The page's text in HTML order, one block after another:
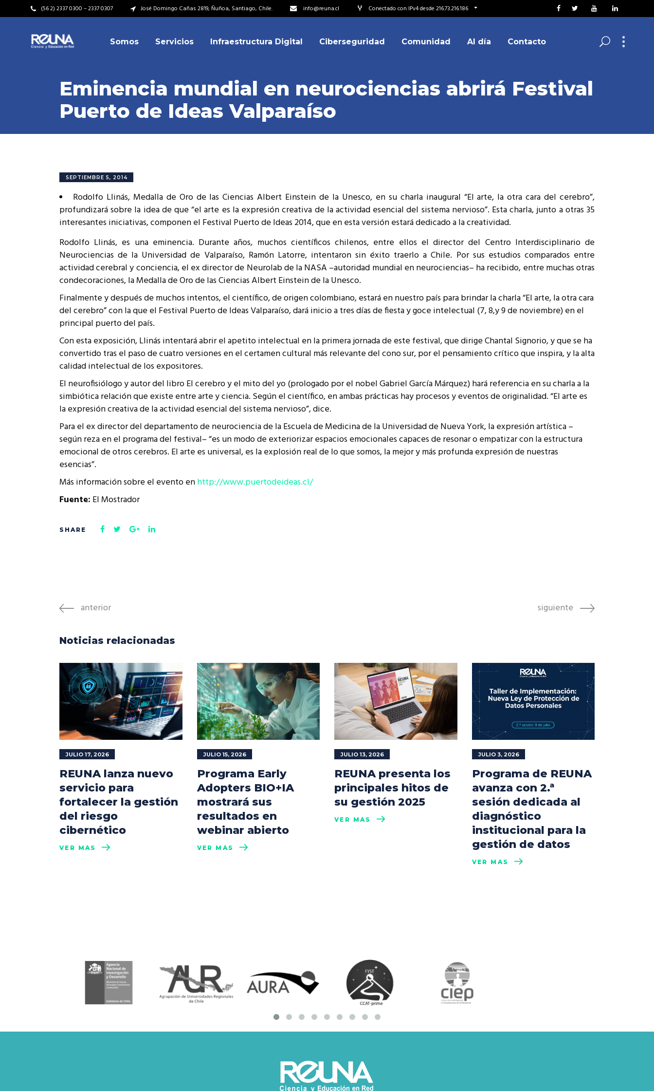
(56 2) 2337 0300 – 2337 0307 José Domingo Cañas 2819, Ñuñoa, Santiago, Chile. info@reuna.cl Conectado con IPv4 desde 216.73.216.186
Somos
Video Institucional
Plan Estratégico
Valores
Historia
Kit de Identidad
Cumplimiento Legal
Miembros
Acuerdos de Colaboración
Representantes
Institucionales
Representantes Técnicos
Cómo integrarse a REUNA
Servicios Infraestructura Digital Ciberseguridad Comunidad Al día Contacto
Video Institucional
Misión – Visión
Valores
Cumplimiento Legal
Miembros
Directorio
Equipo
Eminencia mundial en neurociencias abrirá Festival
Puerto de Ideas Valparaíso
SEPTIEMBRE 5, 2014
Rodolfo Llinás, Medalla de Oro de las Ciencias Albert Einstein de la Unesco, en su charla inaugural “El arte, la otra cara del cerebro”,
profundizará sobre la idea de que “el arte es la expresión creativa de la actividad esencial del sistema nervioso”. Esta charla, junto a otras 35
interesantes iniciativas, componen el Festival Puerto de Ideas 2014, que en esta versión estará dedicado a la creatividad.
Rodolfo Llinás, es una eminencia. Durante años, muchos científicos chilenos, entre ellos el director del Centro Interdisciplinario de
Neurociencias de la Universidad de Valparaíso, Ramón Latorre, intentaron sin éxito traerlo a Chile. Por sus estudios comparados entre
actividad cerebral y conciencia, el ex director de Neurolab de la NASA –autoridad mundial en neurociencias– ha recibido, entre muchas otras
condecoraciones, la Medalla de Oro de las Ciencias Albert Einstein de la Unesco.
Finalmente y después de muchos intentos, el científico, de origen colombiano, estará en nuestro país para brindar la charla “El arte, la otra cara
del cerebro” con la que el Festival Puerto de Ideas Valparaíso, dará inicio a tres días de fiesta y goce intelectual (7, 8,y 9 de noviembre) en el
principal puerto del país.
Con esta exposición, Llinás intentará abrir el apetito intelectual en la primera jornada de este festival, que dirige Chantal Signorio, y que se ha
convertido tras el paso de cuatro versiones en el certamen cultural más relevante del cono sur, por el pensamiento crítico que inspira, y la alta
calidad intelectual de los expositores.
El neurofisiólogo y autor del libro El cerebro y el mito del yo (prologado por el nobel Gabriel García Márquez) hará referencia en su charla a la
simbiótica relación que existe entre arte y ciencia. Según el científico, en ambas prácticas hay procesos y eventos de originalidad. “El arte es
la expresión creativa de la actividad esencial del sistema nervioso”, dice.
Para el ex director del departamento de neurociencia de la Escuela de Medicina de la Universidad de Nueva York, la expresión artística –
según reza en el programa del festival– “es un modo de exteriorizar espacios emocionales capaces de resonar o empatizar con la estructura
emocional de otros cerebros. El arte es universal, es la explosión real de lo que somos, la mejor y más profunda expresión de nuestras
esencias”.
Más información sobre el evento enhttp://www.puertodeideas.cl/
Fuente: El Mostrador
anterior siguiente
Noticias relacionadas
JULIO 17, 2026
REUNA lanza nuevo
servicio para
fortalecer la gestión
del riesgo
cibernético
VER MÁS
JULIO 15, 2026
Programa Early
Adopters BIO+IA
mostrará sus
resultados en
webinar abierto
VER MÁS
JULIO 13, 2026
REUNA presenta los
principales hitos de
su gestión 2025
VER MÁS
JULIO 3, 2026
Programa de REUNA
avanza con 2.ª
sesión dedicada al
diagnóstico
institucional para la
gestión de datos
VER MÁS